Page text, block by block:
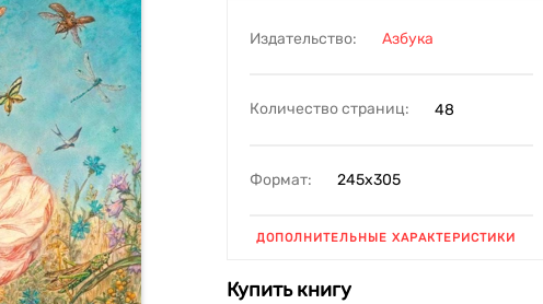
Издательство: Азбука
Количество страниц: 48
Формат: 245х305
ДОПОЛНИТЕЛЬНЫЕ ХАРАКТЕРИСТИКИ
Купить книгу